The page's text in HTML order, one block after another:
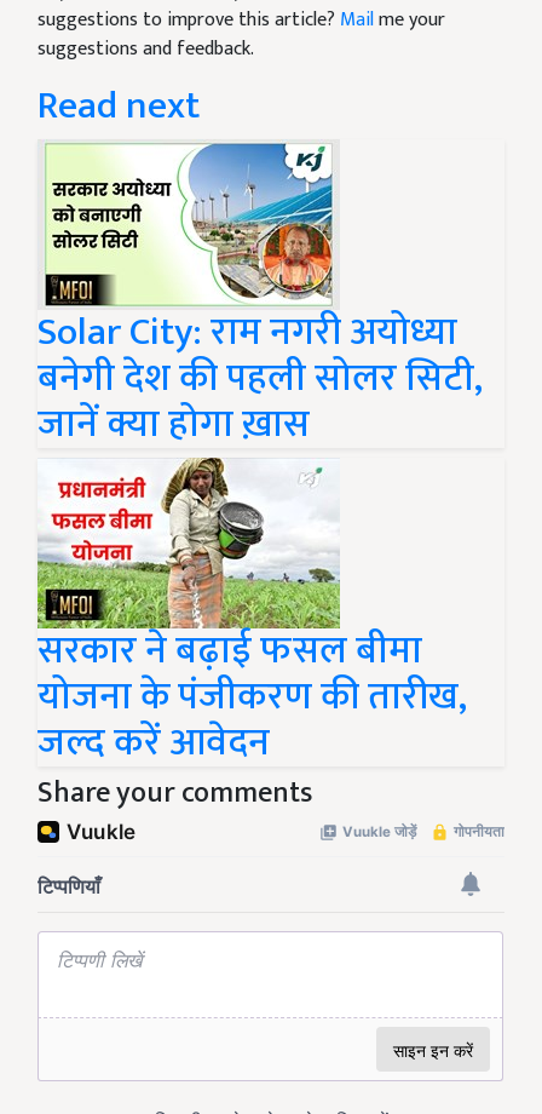
suggestions to improve this article? Mailme your
suggestions and feedback.
Read next
Solar City: राम नगरी अयोध्या
बनेगी देश की पहली सोलर सिटी,
जानें क्या होगा ख़ास
सरकार ने बढ़ाई फसल बीमा
योजना के पंजीकरण की तारीख,
जल्द करें आवेदन
Share your comments